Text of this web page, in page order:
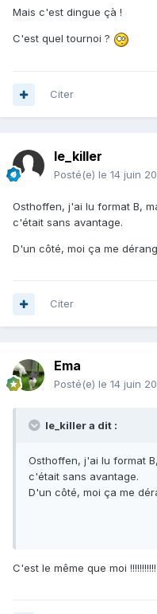
Mais c'est dingue çà !
C'est quel tournoi ?
Citer
le_killer
Posté(e) le 14 juin
Osthoffen, j'ai lu format B,
c'était sans avantage.
D'un côté, moi ça me
Citer
Ema
Posté(e) le 14 juin
le_killer a dit :
Osthoffen, j'ai lu format
c'était sans avantage.
D'un côté, moi ça me
C'est le même que moi !!!!!!!!!!!